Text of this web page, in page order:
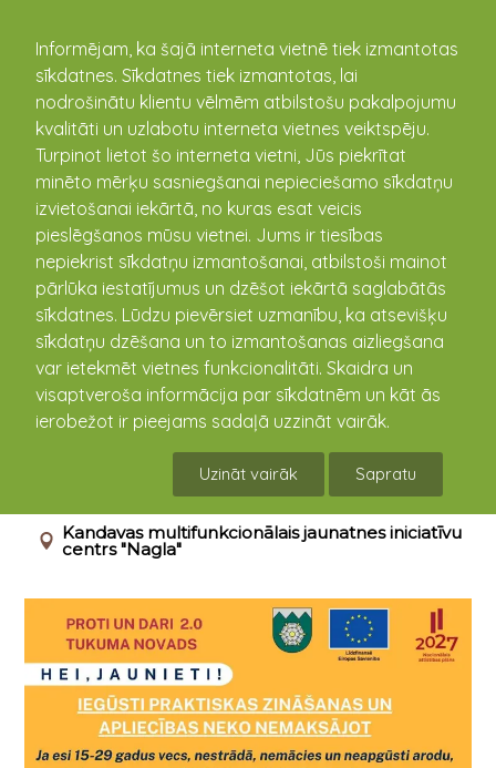
Informējam, ka šajā interneta vietnē tiek izmantotas
sīkdatnes. Sīkdatnes tiek izmantotas, lai
nodrošinātu klientu vēlmēm atbilstošu pakalpojumu
kvalitāti un uzlabotu interneta vietnes veiktspēju.
Turpinot lietot šo interneta vietni, Jūs piekrītat
minēto mērķu sasniegšanai nepieciešamo sīkdatņu
izvietošanai iekārtā, no kuras esat veicis
pieslēgšanos mūsu vietnei. Jums ir tiesības
nepiekrist sīkdatņu izmantošanai, atbilstoši mainot
pārlūka iestatījumus un dzēšot iekārtā saglabātās
sīkdatnes. Lūdzu pievērsiet uzmanību, ka atsevišķu
sīkdatņu dzēšana un to izmantošanas aizliegšana
var ietekmēt vietnes funkcionalitāti. Skaidra un
visaptveroša informācija par sīkdatnēm un kāt ās
ierobežot ir pieejams sadaļā uzzināt vairāk.
Uzināt vairāk Sapratu
kandava.lv
PASĀKUMU
KALENDĀRS
"PROTI UN DARI"
Kandavas multifunkcionālais jaunatnes iniciatīvu
centrs "Nagla"